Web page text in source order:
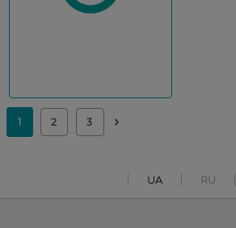
UA RU